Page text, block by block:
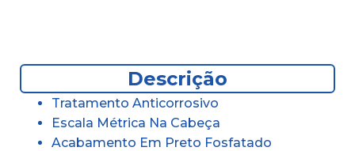
Descrição
Tratamento Anticorrosivo
Escala Métrica Na Cabeça
Acabamento Em Preto Fosfatado